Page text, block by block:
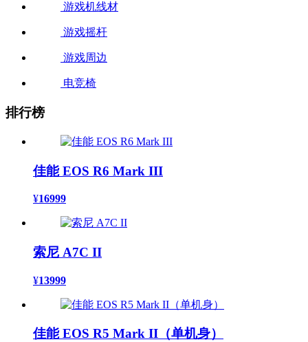
游戏机线材
游戏摇杆
游戏周边
电竞椅
排行榜
佳能 EOS R6 Mark III
¥16999
索尼 A7C II
¥13999
佳能 EOS R5 Mark II（单机身）